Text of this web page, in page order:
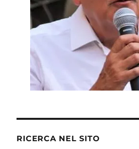
RICERCA NEL SITO